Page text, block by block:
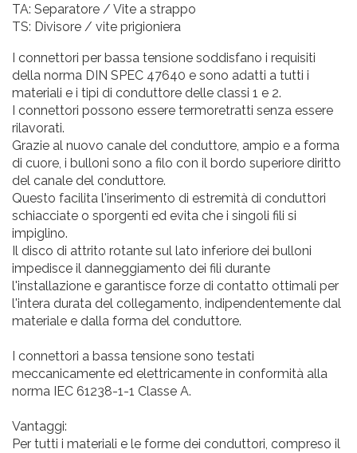
TA: Separatore / Vite a strappo
TS: Divisore / vite prigioniera
I connettori per bassa tensione soddisfano i requisiti
della norma DIN SPEC 47640 e sono adatti a tutti i
materiali e i tipi di conduttore delle classi 1 e 2.
I connettori possono essere termoretratti senza essere
rilavorati.
Grazie al nuovo canale del conduttore, ampio e a forma
di cuore, i bulloni sono a filo con il bordo superiore diritto
del canale del conduttore.
Questo facilita l'inserimento di estremità di conduttori
schiacciate o sporgenti ed evita che i singoli fili si
impiglino.
Il disco di attrito rotante sul lato inferiore dei bulloni
impedisce il danneggiamento dei fili durante
l'installazione e garantisce forze di contatto ottimali per
l'intera durata del collegamento, indipendentemente dal
materiale e dalla forma del conduttore.
I connettori a bassa tensione sono testati
meccanicamente ed elettricamente in conformità alla
norma IEC 61238-1-1 Classe A.
Vantaggi:
Per tutti i materiali e le forme dei conduttori, compreso il